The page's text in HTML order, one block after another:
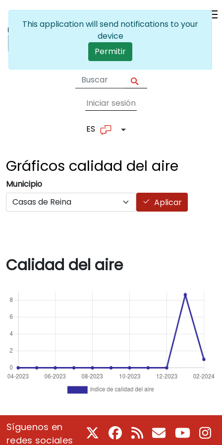
User account
Iniciar sesión
ES Lista adicional de
Gráficos calidad del aire
Municipio
Aplicar
Calidad del aire
Síguenos en
redes sociales
Facebook
RSS CorreoYoutube
This application will send notifications to your
device
Permitir